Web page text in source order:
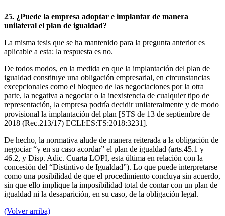
25. ¿Puede la empresa adoptar e implantar de manera
unilateral el plan de igualdad?
La misma tesis que se ha mantenido para la pregunta anterior es
aplicable a esta: la respuesta es no.
De todos modos, en la medida en que la implantación del plan de
igualdad constituye una obligación empresarial, en circunstancias
excepcionales como el bloqueo de las negociaciones por la otra
parte, la negativa a negociar o la inexistencia de cualquier tipo de
representación, la empresa podría decidir unilateralmente y de modo
provisional la implantación del plan [STS de 13 de septiembre de
2018 (Rec.213/17) ECLI:ES:TS:2018:3231].
De hecho, la normativa alude de manera reiterada a la obligación de
negociar “y en su caso acordar” el plan de igualdad (arts.45.1 y
46.2, y Disp. Adic. Cuarta LOPI, esta última en relación con la
concesión del “Distintivo de Igualdad”). Lo que puede interpretarse
como una posibilidad de que el procedimiento concluya sin acuerdo,
sin que ello implique la imposibilidad total de contar con un plan de
igualdad ni la desaparición, en su caso, de la obligación legal.
(Volver arriba)